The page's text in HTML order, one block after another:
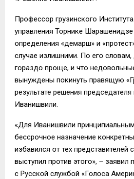
Профессор грузинского
управления Торнике Шарашенидзе
определения «демарш» и
случае излишними. По его
гораздо проще, и что
вынуждены покинуть правящую
результате решения
Иванишвили.
«Для Иванишвили
бессрочное назначение
избавился от тех представителей
выступил против этого», – заявил
с Русской службой «Голоса